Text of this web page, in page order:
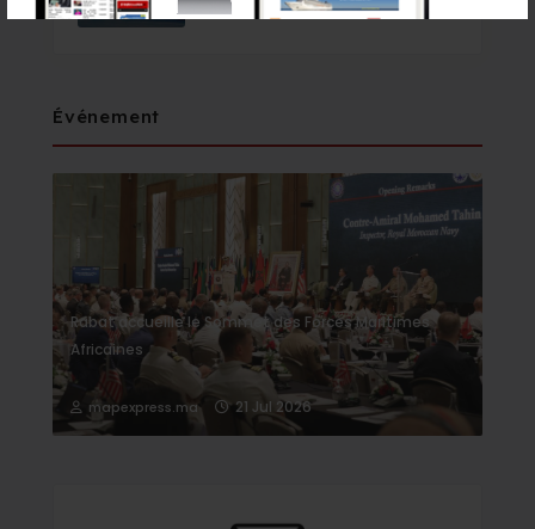
il y a 13 heures - Finance & Economie
Événement
Rabat accueille le Sommet des Forces Maritimes
Africaines
mapexpress.ma 21 Jul 2026